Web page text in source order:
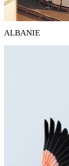
ALBANIE